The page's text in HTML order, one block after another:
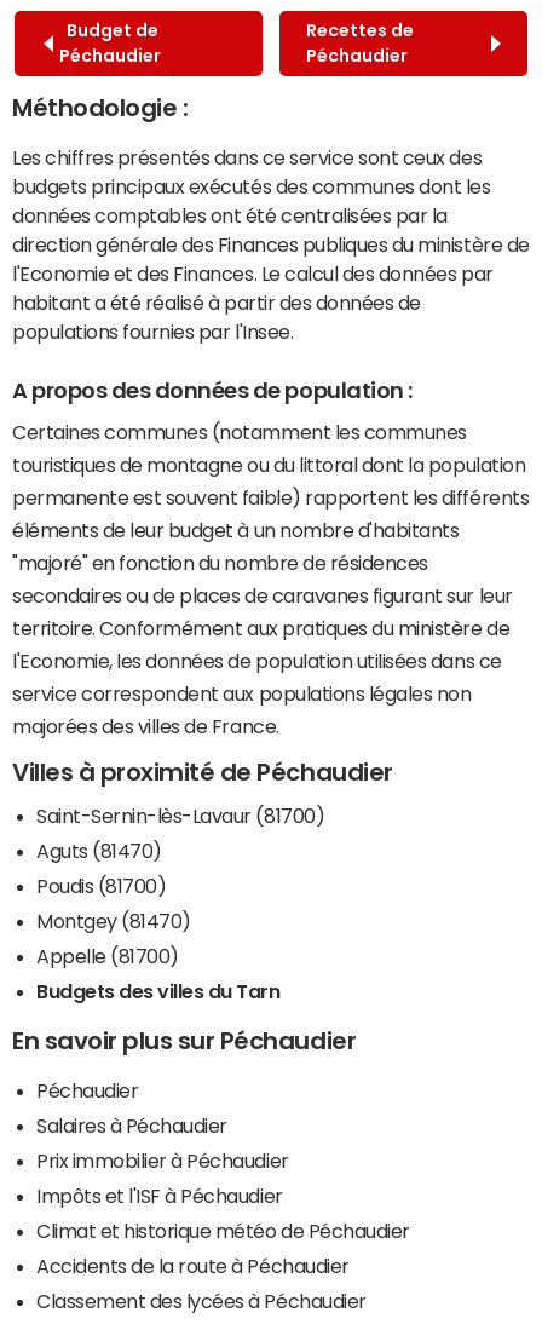
Budget de
Péchaudier
Recettes de
Péchaudier
Méthodologie :
Les chiffres présentés dans ce service sont ceux des
budgets principaux exécutés des communes dont les
données comptables ont été centralisées par la
direction générale des Finances publiques du ministère de
l'Economie et des Finances. Le calcul des données par
habitant a été réalisé à partir des données de
populations fournies par l'Insee.
A propos des données de population :
Certaines communes (notamment les communes
touristiques de montagne ou du littoral dont la population
permanente est souvent faible) rapportent les différents
éléments de leur budget à un nombre d'habitants
"majoré" en fonction du nombre de résidences
secondaires ou de places de caravanes figurant sur leur
territoire. Conformément aux pratiques du ministère de
l'Economie, les données de population utilisées dans ce
service correspondent aux populations légales non
majorées des villes de France.
Villes à proximité de Péchaudier
Saint-Sernin-lès-Lavaur (81700)
Aguts (81470)
Poudis (81700)
Montgey (81470)
Appelle (81700)
Budgets des villes du Tarn
En savoir plus sur Péchaudier
Péchaudier
Salaires à Péchaudier
Prix immobilier à Péchaudier
Impôts et l'ISF à Péchaudier
Climat et historique météo de Péchaudier
Accidents de la route à Péchaudier
Classement des lycées à Péchaudier